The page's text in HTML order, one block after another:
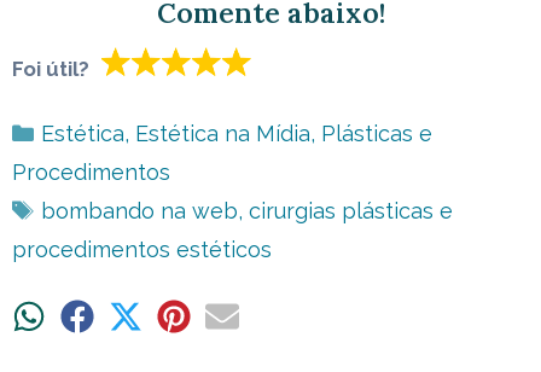
Comente abaixo!
Foi útil?
Categorias
Estética, Estética na Mídia, Plásticas e
Procedimentos
Tags
bombando na web, cirurgias plásticas e
procedimentos estéticos
ShareShare ShareShareShare